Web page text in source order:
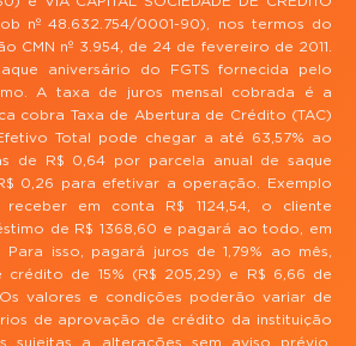
nº 48.632.754/0001-90), nos termos do
CMN nº 3.954, de 24 de fevereiro de 2011.
aniversário do FGTS fornecida pelo
A taxa de juros mensal cobrada é a
cobra Taxa de Abertura de Crédito (TAC)
Total pode chegar a até 63,57% ao
de R$ 0,64 por parcela anual de saque
0,26 para efetivar a operação. Exemplo
em conta R$ 1124,54, o cliente
de R$ 1368,60 e pagará ao todo, em
Para isso, pagará juros de 1,79% ao mês,
de 15% (R$ 205,29) e R$ 6,66 de
valores e condições poderão variar de
de aprovação de crédito da instituição
sujeitas a alterações sem aviso prévio.